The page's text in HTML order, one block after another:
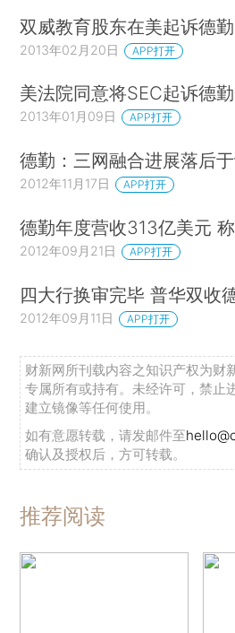
双威教育股东在美起诉德勤
2013年02月20日 APP打开
美法院同意将SEC起诉德
2013年01月09日 APP打开
德勤：三网融合进展落后于
2012年11月17日 APP打开
德勤年度营收313亿美元
2012年09月21日 APP打开
四大行换审完毕 普华双收
2012年09月11日 APP打开
财新网所刊载内容之知识产权为财
专属所有或持有。未经许可，禁止
建立镜像等任何使用。
如有意愿转载，请发邮件至
确认及授权后，方可转载。
推荐阅读